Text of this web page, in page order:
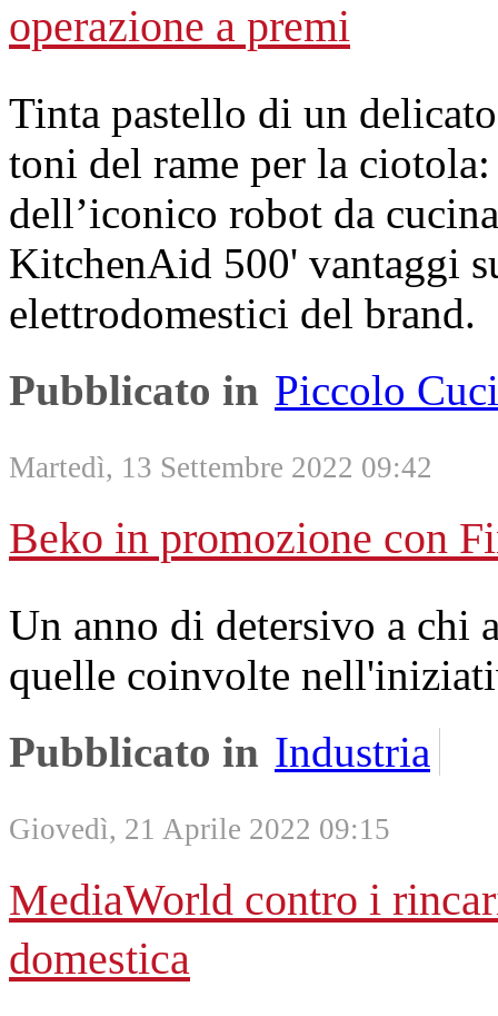
operazione a premi
Tinta pastello di un
toni del rame per la
dell’iconico robot da
KitchenAid 500' vantaggi
elettrodomestici del brand.
Pubblicato in Piccolo
Martedì, 13 Settembre 2022 09:42
Beko in promozione con
Un anno di detersivo a chi
quelle coinvolte
Pubblicato in Industria
Giovedì, 21 Aprile 2022 09:15
MediaWorld contro i
domestica